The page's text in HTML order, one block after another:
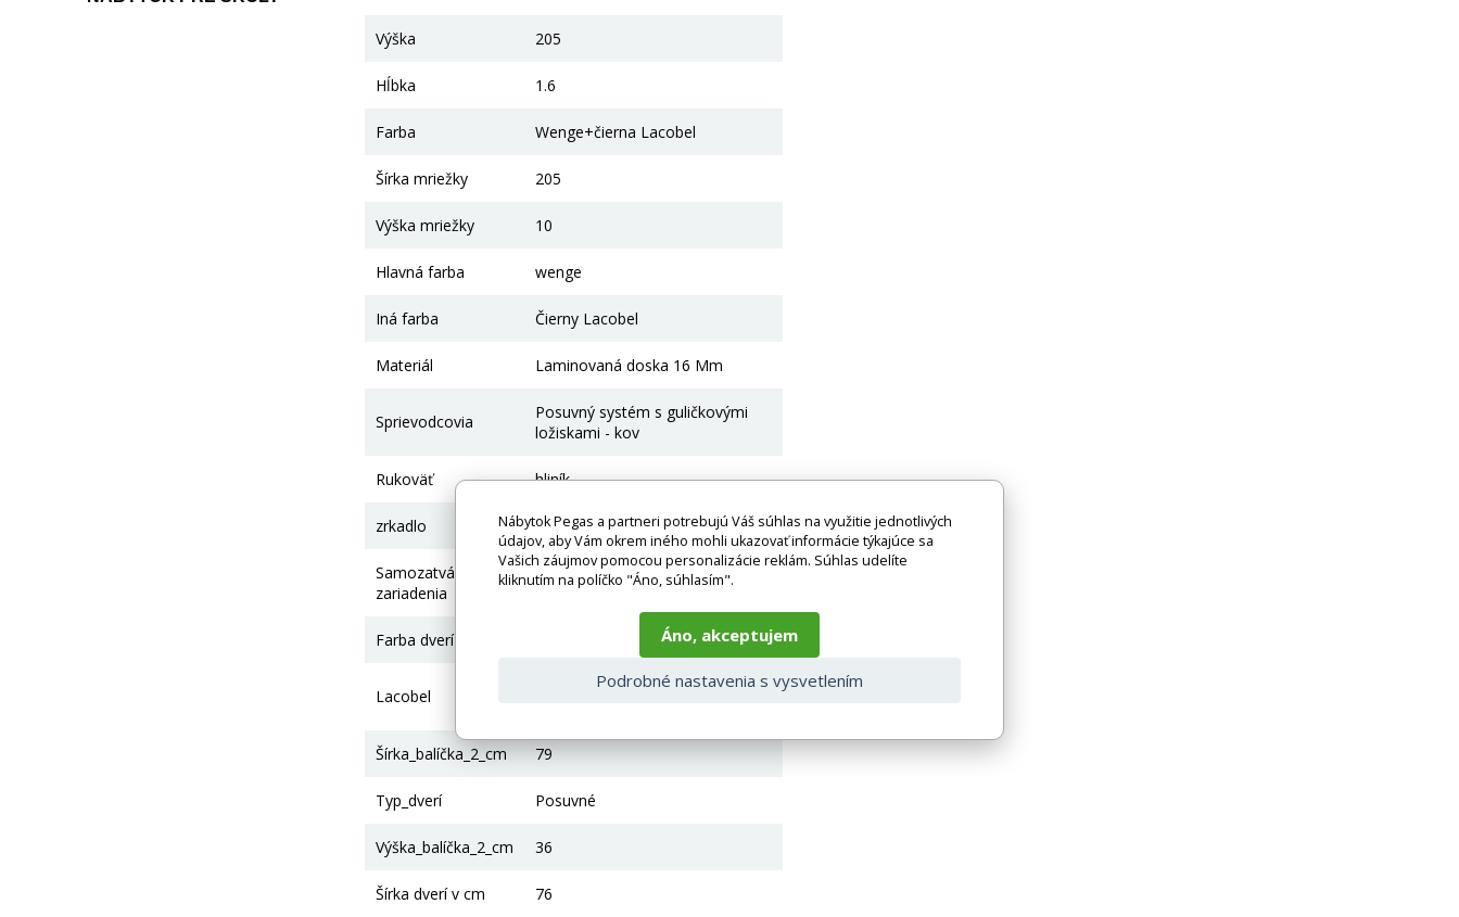
Výška 205
Hĺbka 1.6
Farba Wenge+čierna Lacobel
Šírka mriežky 205
Výška mriežky 10
Hlavná farba wenge
Iná farba Čierny Lacobel
Materiál Laminovaná doska 16 Mm
Sprievodcovia
Posuvný systém s guličkovými
ložiskami - kov
Rukoväť hliník
zrkadlo Ne
Samozatváracie
zariadenia
Ďalšia možnosť
Farba dverí
Lacobel
Prosím, pošli text, ktorý chceš
Šírka_balíčka_2_cm 79
Typ_dverí Posuvné
Výška_balíčka_2_cm 36
Šírka dverí v cm 76
Nábytok Pegas a partneri potrebujú Váš súhlas na využitie jednotlivých
údajov, aby Vám okrem iného mohli ukazovať informácie týkajúce sa
Vašich záujmov pomocou personalizácie reklám. Súhlas udelíte
kliknutím na políčko "Áno, súhlasím".
Áno, akceptujem
Podrobné nastavenia s vysvetlením